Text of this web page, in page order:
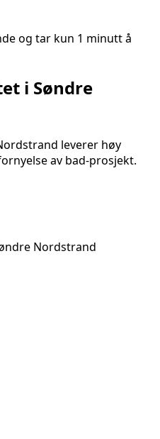
og tar kun 1 minutt å
i Søndre
leverer høy
av bad-prosjekt.
Nordstrand